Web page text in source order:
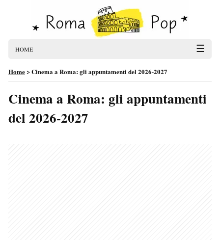
HOME ☰
Home>Cinema a Roma: gli appuntamenti del 2026-2027
Cinema a Roma: gli appuntamenti
del 2026-2027